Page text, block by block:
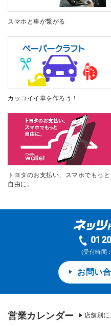
スマホと車が繋がる
カッコイイ車を作ろう！
トヨタのお支払い、スマホでもっと
自由に。
(受付時間
お問い
営業カレンダー 店舗別に